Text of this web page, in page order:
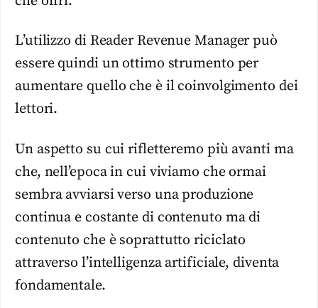
L’utilizzo di Reader Revenue Manager può
essere quindi un ottimo strumento per
aumentare quello che è il coinvolgimento dei
lettori.
Un aspetto su cui rifletteremo più avanti ma
che, nell’epoca in cui viviamo che ormai
sembra avviarsi verso una produzione
continua e costante di contenuto ma di
contenuto che è soprattutto riciclato
attraverso l’intelligenza artificiale, diventa
fondamentale.